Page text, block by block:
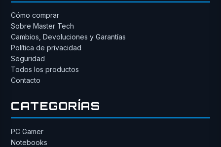
Cómo comprar
Sobre Master Tech
Cambios, Devoluciones y Garantías
Política de privacidad
Seguridad
Todos los productos
Contacto
CATEGORÍAS
PC Gamer
Notebooks